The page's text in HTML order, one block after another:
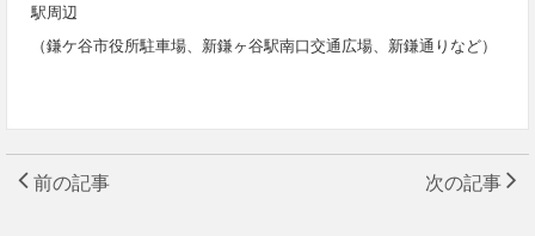
駅周辺
（鎌ケ谷市役所駐車場、新鎌ヶ谷駅南口交通広場、新鎌通りなど）
前の記事 次の記事